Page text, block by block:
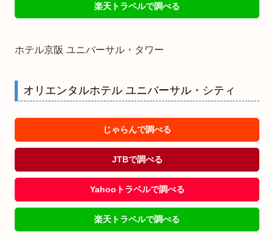
楽天トラベルで調べる
ホテル京阪 ユニバーサル・タワー
オリエンタルホテル ユニバーサル・シティ
じゃらんで調べる
JTBで調べる
Yahooトラベルで調べる
楽天トラベルで調べる